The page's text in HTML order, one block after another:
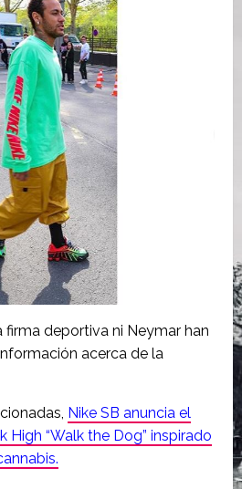
firma deportiva ni Neymar han
acerca de la
Nike SB anuncia el
High “Walk the Dog” inspirado